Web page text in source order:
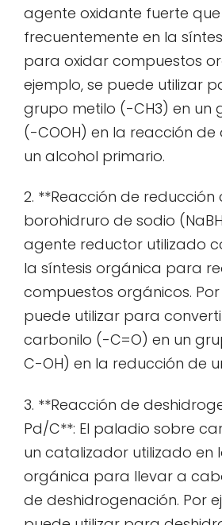
agente oxidante fuerte que
frecuentemente en la
para oxidar compuestos
ejemplo, se puede utilizar
grupo metilo (-CH3) en un
(-COOH) en la reacción de
un alcohol primario.
2. **Reacción de reducción
borohidruro de sodio
agente reductor utilizado
la síntesis orgánica para
compuestos orgánicos. Por
puede utilizar para
carbonilo (-C=O) en un
C-OH) en la reducción de
3. **Reacción de
Pd/C**: El paladio sobre
un catalizador utilizado en
orgánica para llevar a
de deshidrogenación. Por